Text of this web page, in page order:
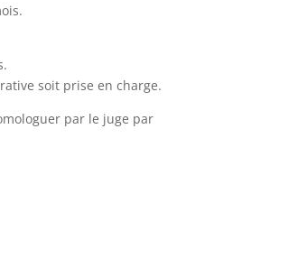
soit prise en charge.
par le juge par